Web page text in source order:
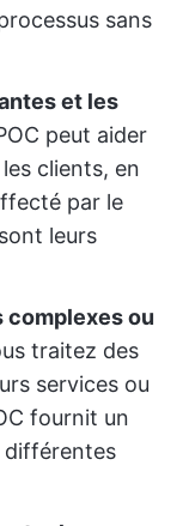
sans
et les
peut aider
clients, en
par le
leurs
complexes ou
traitez des
services ou
fournit un
différentes